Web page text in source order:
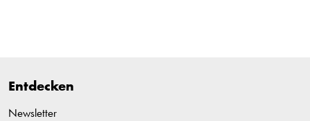
Entdecken
Newsletter